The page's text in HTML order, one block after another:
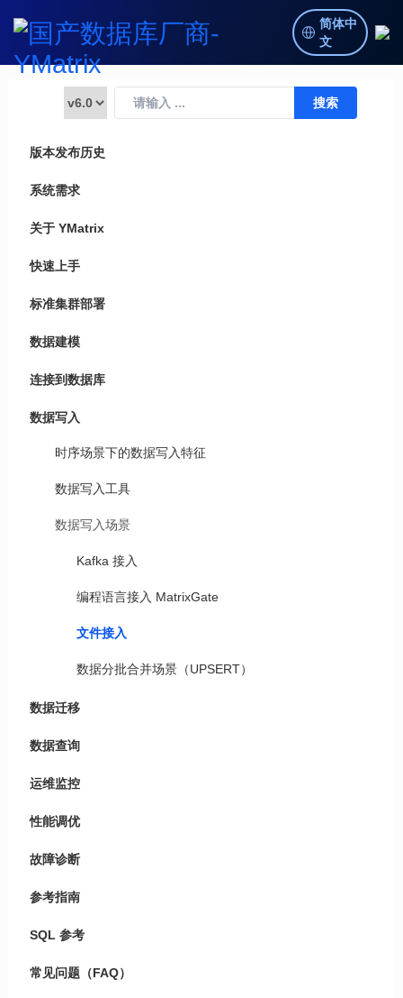
简体中
文
版本发布历史
系统需求
关于 YMatrix
快速上手
标准集群部署
数据建模
连接到数据库
数据写入
时序场景下的数据写入特征
数据写入工具
数据写入场景
Kafka 接入
编程语言接入 MatrixGate
文件接入
数据分批合并场景（UPSERT）
数据迁移
数据查询
运维监控
性能调优
故障诊断
参考指南
SQL 参考
常见问题（FAQ）